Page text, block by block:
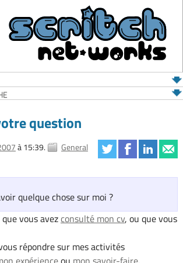
question
à 15:39.
General
quelque chose sur moi ?
vous avezconsulté mon cv, ou que vous
répondre sur mes activités